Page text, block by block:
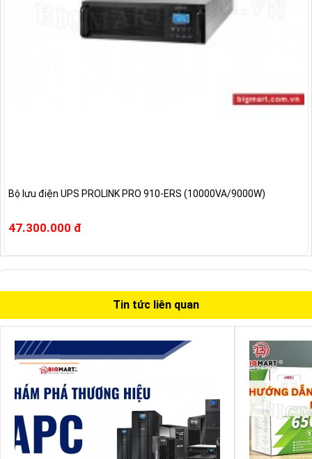
Bộ lưu điện UPS PROLINK PRO 910-ERS (10000VA/9000W)
47.300.000 đ
Tin tức liên quan